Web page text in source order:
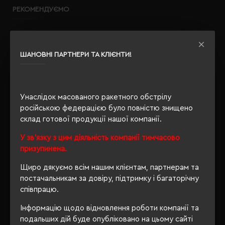
ШАНОВНІ ПАРТНЕРИ ТА КЛІЄНТИ!
Унаслідок масованого ракетного обстрілу
російською федерацією було повністю знищено
склад готової продукції нашої компанії.
У зв'язку з цим діяльність компанії тимчасово
призупинена.
Щиро дякуємо всім нашим клієнтам, партнерам та
постачальникам за довіру, підтримку і багаторічну
співпрацю.
Інформацію щодо відновлення роботи компанії та
подальших дій буде опубліковано на цьому сайті
РЕКОМЕНДУЄМО